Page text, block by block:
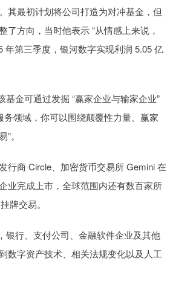
其最初计划将公司打造为对冲基金，但
了方向，当时他表示 “从情感上来说，
年第三季度，银河数字实现利润 5.05 亿
金可通过发掘 “赢家企业与输家企业”
务领域，你可以围绕颠覆性力量、赢家
。
商 Circle、加密货币交易所 Gemini 在
业完成上市，全球范围内还有数百家所
牌交易。
行、支付公司、金融软件企业及其他
数字资产技术、相关法规变化以及人工